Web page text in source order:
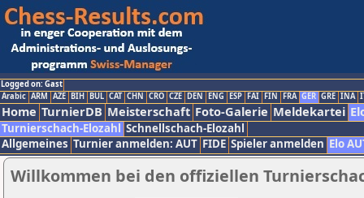
Logged on: Gast
Arabic ARM AZE BIH BUL CAT CHN CRO CZE DEN ENG ESP FAI FIN FRA GER GRE INA
Home TurnierDB Meisterschaft Foto-Galerie Meldekartei
Turnierschach-Elozahl Schnellschach-Elozahl
Allgemeines Turnier anmelden: AUT FIDE Spieler anmelden Elo
Willkommen bei den offiziellen